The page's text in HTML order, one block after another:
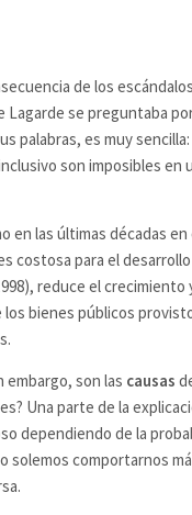
de los
se preguntaba
palabras, es muy
son imposibles en
en las últimas décadas
costosa para el
reduce el
los bienes públicos
embargo, son las causas
Una parte de la
dependiendo de la
solemos comportarnos